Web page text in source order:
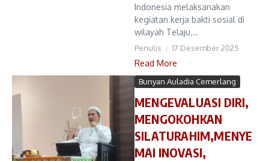
Indonesia melaksanakan
kegiatan kerja bakti sosial di
wilayah Telaju...
Penulis 17 Desember 2025
Read More
Bunyan Auladia Cemerlang
MENGEVALUASI DIRI,
MENGOKOHKAN
SILATURAHIM,MENYE
MAI INOVASI,